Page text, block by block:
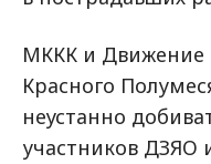
МККК и Движение
Красного
неустанно
участников ДЗЯО